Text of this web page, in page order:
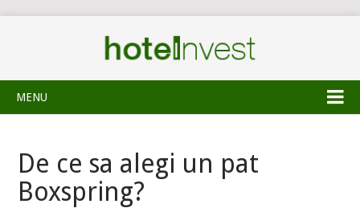
MENU
De ce sa alegi un pat
Boxspring?